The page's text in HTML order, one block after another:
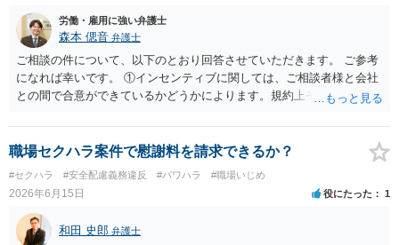
しないようにして下さい。そういう報復的なことをしなければ名誉毀
損にはなりません。反訴は貴女が加害行為をしなければ、通常は起こ
されません。 ５ 裁判をして、和解すれば和解金が入ります。 勝訴
判決を得て確定すれば、判決認容額を払ってもらいます。任意に支払
わない場合には、給与や預貯金、不動産などの財産を差押えます。
難易度によって変わります。また、現在は弁護士報酬は自由化されて
いますので、依頼する弁護士によっても費用は変わってきます。
労働・雇用に強い弁護士
森本 偲音 弁護士
ご相談の件について、以下のとおり回答させていただきます。 ご参考
になれば幸いです。 ①インセンティブに関しては、ご相談者様と会社
との間で合意ができているかどうかによります。規約上そのような合
は口頭でも成立しますが、裁判等で争点となった場合には録音等の証
拠がない限り立証が困難となり、請求が認められない可能性がござい
ます。 ②未払給与に関しては労務を提供しているのにもかかわらず支
払われていない場合は、契約違反となりますので請求可能かと存じま
す。 ③休日・時間外労働については、休日・時間外労働があったこと
を示す証拠があるかまずは確認する必要があるかと存じます。 ④パワ
ハラ・セクハラに関しては、具体的な言動の内容によって判断が分か
職場セクハラ案件で慰謝料を請求できるか？
#セクハラ #安全配慮義務違反 #パワハラ #職場いじめ
2026年6月15日 役にたった 1
和田 史郎 弁護士